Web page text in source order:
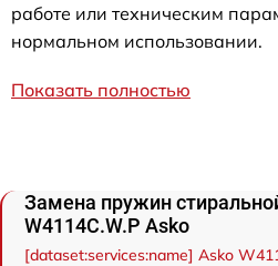
работе или техническим
нормальном использовании.
Показать полностью
Замена пружин
W4114C.W.P Asko
[dataset:services:name] Asko